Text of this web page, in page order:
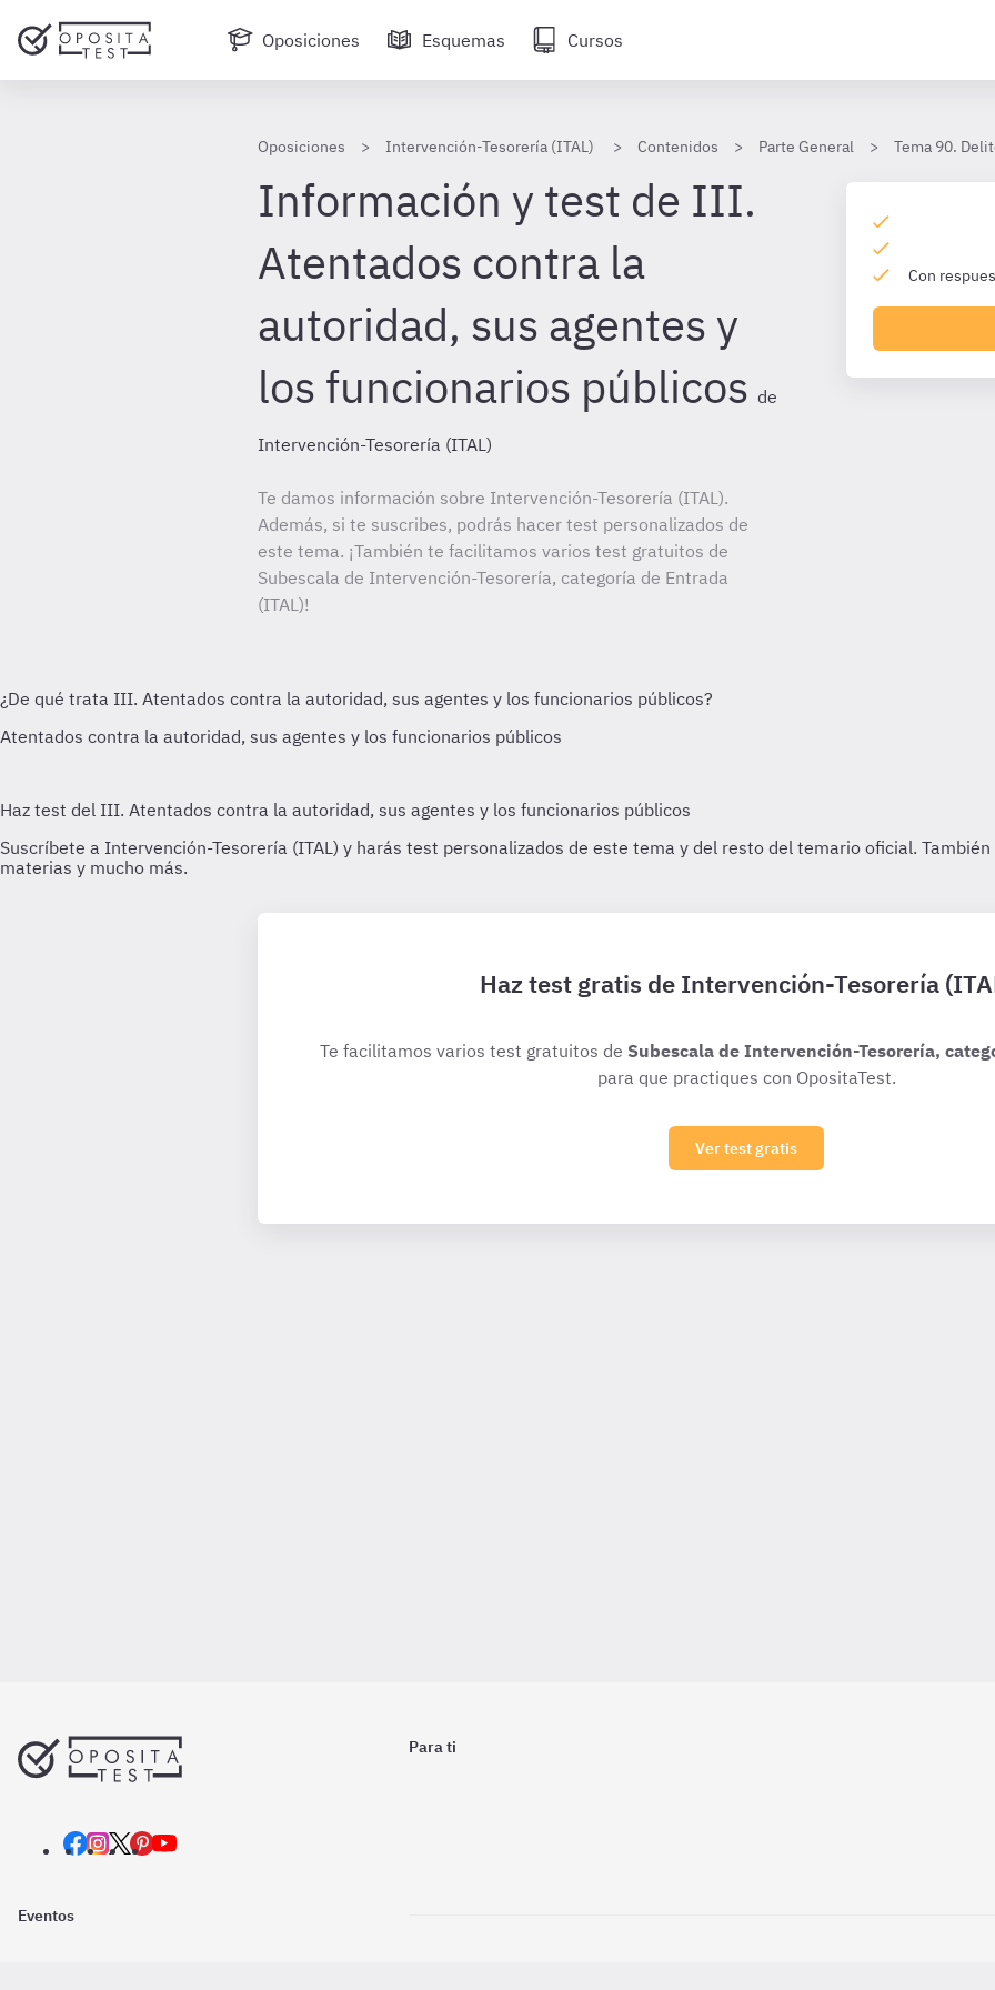
Oposiciones Esquemas Cursos
Oposiciones Intervención-Tesorería (ITAL) Contenidos Parte General Tema 90.
Información y test de III.
Atentados contra la
autoridad, sus agentes y
los funcionarios públicos de
Intervención-Tesorería (ITAL)
Te damos información sobre Intervención-Tesorería (ITAL).
Además, si te suscribes, podrás hacer test personalizados de
este tema. ¡También te facilitamos varios test gratuitos de
Subescala de Intervención-Tesorería, categoría de Entrada
(ITAL)!
Con
Haz test gratis de Intervención-Tesorería
Te facilitamos varios test gratuitos de Subescala de Intervención-Tesorería,
para que practiques con OpositaTest.
Ver test gratis
Para ti
Eventos